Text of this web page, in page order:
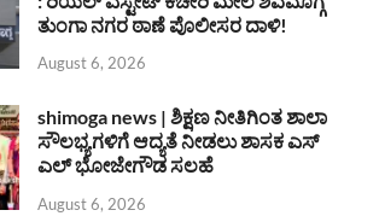
ತುಂಗಾ ನಗರ ಠಾಣೆ ಪೊಲೀಸರ ದಾಳಿ!
August 6, 2026
shimoga news | ಶಿಕ್ಷಣ ನೀತಿಗಿಂತ ಶಾಲಾ
ಸೌಲಭ್ಯಗಳಿಗೆ ಆದ್ಯತೆ ನೀಡಲು ಶಾಸಕ ಎಸ್
ಎಲ್ ಭೋಜೇಗೌಡ ಸಲಹೆ
August 6, 2026